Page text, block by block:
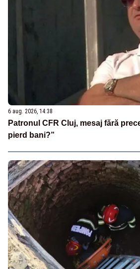
6 aug. 2026, 14:38
Patronul CFR Cluj, mesaj fără
pierd bani?”